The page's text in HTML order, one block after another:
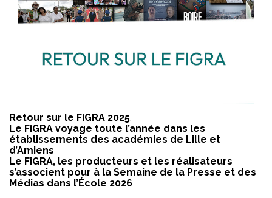
Retour sur le FiGRA 2025.
Le FiGRA voyage toute l’année dans les
établissements des académies de Lille et
d’Amiens
Le FiGRA, les producteurs et les réalisateurs
s’associent pour à la Semaine de la Presse et des
Médias dans l’École 2026